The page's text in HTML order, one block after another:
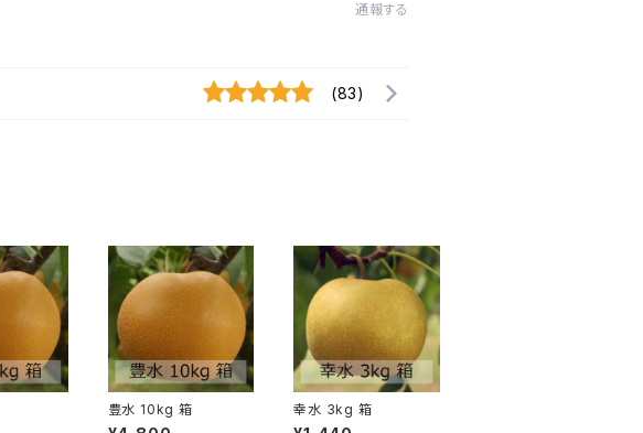
通報する
(83)
豊水 10kg 箱 幸水 3kg 箱